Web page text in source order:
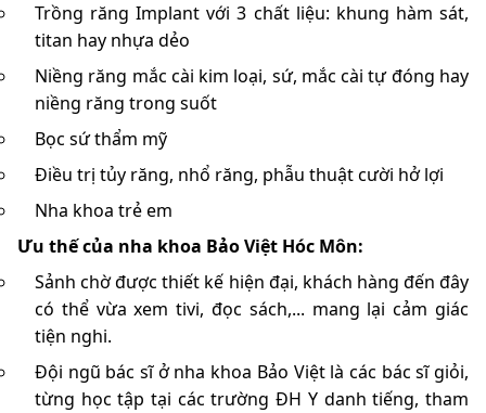
Trồng răng Implant với 3 chất liệu: khung hàm sát,
titan hay nhựa dẻo
Niềng răng mắc cài kim loại, sứ, mắc cài tự đóng hay
niềng răng trong suốt
Bọc sứ thẩm mỹ
Điều trị tủy răng, nhổ răng, phẫu thuật cười hở lợi
Nha khoa trẻ em
Ưu thế của nha khoa Bảo Việt Hóc Môn:
Sảnh chờ được thiết kế hiện đại, khách hàng đến đây
có thể vừa xem tivi, đọc sách,... mang lại cảm giác
tiện nghi.
Đội ngũ bác sĩ ở nha khoa Bảo Việt là các bác sĩ giỏi,
từng học tập tại các trường ĐH Y danh tiếng, tham